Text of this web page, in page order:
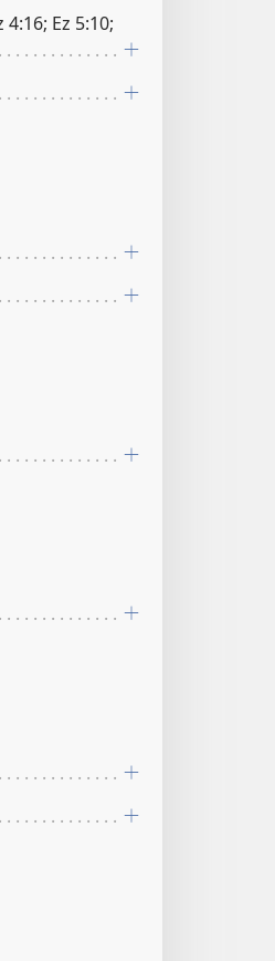
4:16; Ez 5:10;